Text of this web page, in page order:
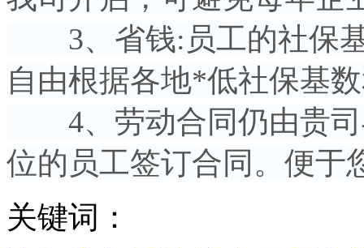
3、省钱:员工的社保基
自由根据各地*低社保基
4、劳动合同仍由贵司
位的员工签订合同。便于
关键词：